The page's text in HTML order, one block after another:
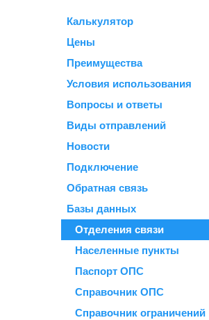
Калькулятор
Цены
Преимущества
Условия использования
Вопросы и ответы
Виды отправлений
Новости
Подключение
Обратная связь
Базы данных
Отделения связи
Населенные пункты
Паспорт ОПС
Справочник ОПС
Справочник ограничений